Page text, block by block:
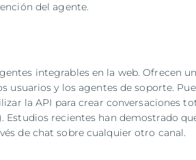
del agente.
integrables en la web. Ofrecen
usuarios y los agentes de soporte.
la API para crear conversaciones
Estudios recientes han demostrado
de chat sobre cualquier otro canal.